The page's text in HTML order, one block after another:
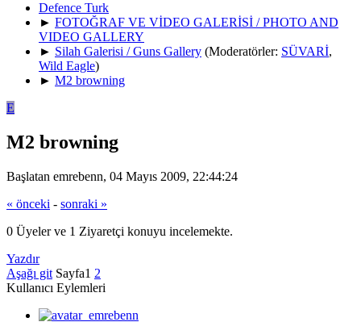
Defence Turk
► FOTOĞRAF VE VİDEO GALERİSİ / PHOTO AND
VIDEO GALLERY
► Silah Galerisi / Guns Gallery (Moderatörler: SÜVARİ,
Wild Eagle)
► M2 browning
E
M2 browning
Başlatan emrebenn, 04 Mayıs 2009, 22:44:24
« önceki - sonraki »
0 Üyeler ve 1 Ziyaretçi konuyu incelemekte.
Yazdır
Aşağı git Sayfa1 2
Kullanıcı Eylemleri